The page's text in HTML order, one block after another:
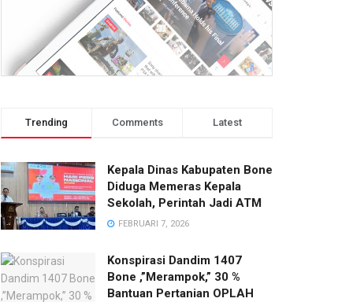
Trending Comments Latest
Kepala Dinas Kabupaten Bone
Diduga Memeras Kepala
Sekolah, Perintah Jadi ATM
FEBRUARI 7, 2026
Konspirasi Dandim 1407
Bone ,”Merampok,” 30 %
Bantuan Pertanian OPLAH